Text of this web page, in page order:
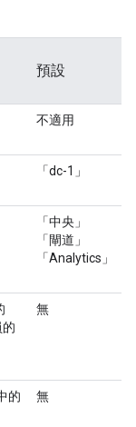
預設
不適用
「dc-1」
「中央」
「閘道」
「Analytics」
無
的
無